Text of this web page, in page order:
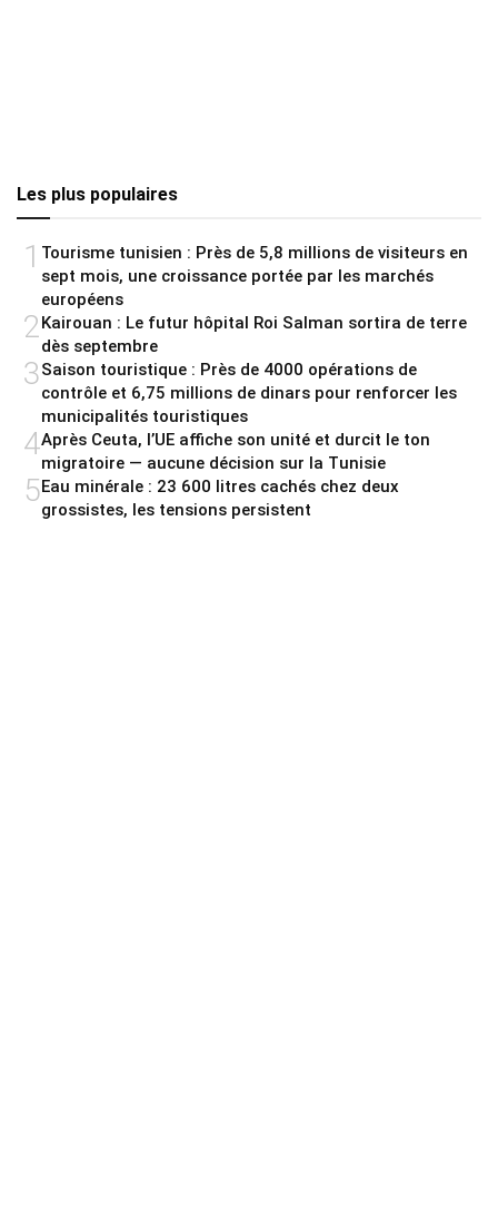
Les plus populaires
1 Tourisme tunisien : Près de 5,8 millions de visiteurs en
sept mois, une croissance portée par les marchés
européens
2 Kairouan : Le futur hôpital Roi Salman sortira de terre
dès septembre
3Saison touristique : Près de 4000 opérations de
contrôle et 6,75 millions de dinars pour renforcer les
municipalités touristiques
4Après Ceuta, l’UE affiche son unité et durcit le ton
migratoire — aucune décision sur la Tunisie
5Eau minérale : 23 600 litres cachés chez deux
grossistes, les tensions persistent